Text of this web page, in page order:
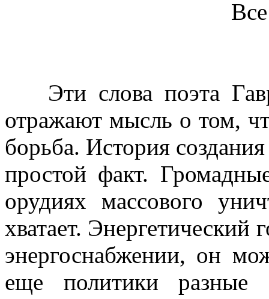
Эти слова поэта
отражают мысль о том,
борьба. История
простой факт.
орудиях массового
хватает. Энергетический
энергоснабжении, он
еще политики разные